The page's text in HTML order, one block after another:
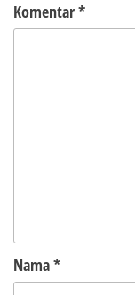
Komentar*
Nama*